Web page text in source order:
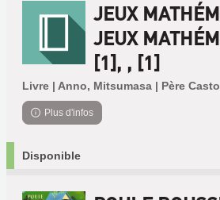
JEUX
JEUX
[1], , [1]
Livre | Anno, Mitsumasa | Père
Plus d'infos
Disponible